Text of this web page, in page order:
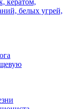
кератом,
белых угрей,